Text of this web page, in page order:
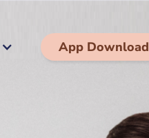
App Download